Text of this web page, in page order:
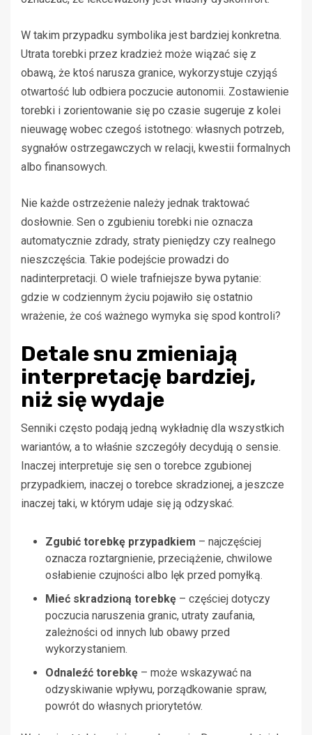
W takim przypadku symbolika jest bardziej konkretna.
Utrata torebki przez kradzież może wiązać się z
obawą, że ktoś narusza granice, wykorzystuje czyjąś
otwartość lub odbiera poczucie autonomii. Zostawienie
torebki i zorientowanie się po czasie sugeruje z kolei
nieuwagę wobec czegoś istotnego: własnych potrzeb,
sygnałów ostrzegawczych w relacji, kwestii formalnych
albo finansowych.
Nie każde ostrzeżenie należy jednak traktować
dosłownie. Sen o zgubieniu torebki nie oznacza
automatycznie zdrady, straty pieniędzy czy realnego
nieszczęścia. Takie podejście prowadzi do
nadinterpretacji. O wiele trafniejsze bywa pytanie:
gdzie w codziennym życiu pojawiło się ostatnio
wrażenie, że coś ważnego wymyka się spod kontroli?
Detale snu zmieniają
interpretację bardziej,
niż się wydaje
Senniki często podają jedną wykładnię dla wszystkich
wariantów, a to właśnie szczegóły decydują o sensie.
Inaczej interpretuje się sen o torebce zgubionej
przypadkiem, inaczej o torebce skradzionej, a jeszcze
inaczej taki, w którym udaje się ją odzyskać.
Zgubić torebkę przypadkiem – najczęściej
oznacza roztargnienie, przeciążenie, chwilowe
osłabienie czujności albo lęk przed pomyłką.
Mieć skradzioną torebkę – częściej dotyczy
poczucia naruszenia granic, utraty zaufania,
zależności od innych lub obawy przed
wykorzystaniem.
Odnaleźć torebkę – może wskazywać na
odzyskiwanie wpływu, porządkowanie spraw,
powrót do własnych priorytetów.